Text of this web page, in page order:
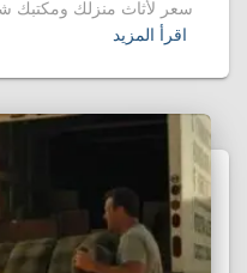
سعر لأثاث منزلك ومكتبك
اقرأ المزيد